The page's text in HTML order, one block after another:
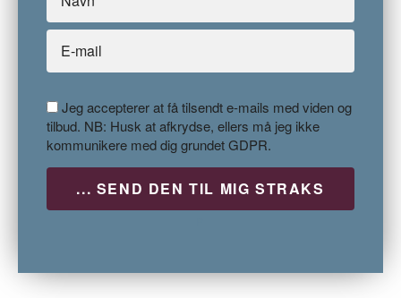
Jeg accepterer at få tilsendt e-mails med viden og
tilbud. NB: Husk at afkrydse, ellers må jeg ikke
kommunikere med dig grundet GDPR.